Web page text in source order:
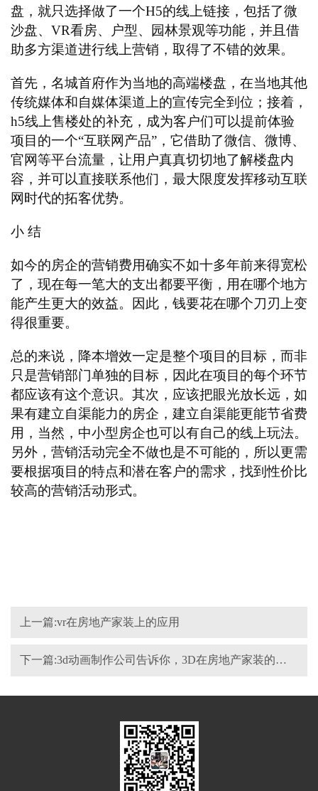
盘，就只选择做了一个H5的线上链接，包括了微
沙盘、VR看房、户型、园林景观等功能，并且借
助多方渠道进行线上营销，取得了不错的效果。
首先，名城首府作为当地的高端楼盘，在当地其他
传统媒体和自媒体渠道上的宣传完全到位；接着，
h5线上售楼处的补充，成为客户们可以提前体验
项目的一个“互联网产品”，它借助了微信、微博、
官网等平台流量，让用户真真切切地了解楼盘内
容，并可以直接联系他们，最大限度发挥移动互联
网时代的拓客优势。
小 结
如今的房企的营销费用确实不如十多年前来得宽松
了，现在每一笔大的支出都要平衡，用在哪个地方
能产生更大的效益。因此，钱要花在哪个刀刃上变
得很重要。
总的来说，降本增效一定是整个项目的目标，而非
只是营销部门单独的目标，因此在项目的每个环节
都应该有这个意识。其次，应该把眼光放长远，如
果有建立自渠能力的房企，建立自渠能更能节省费
用，当然，中小型房企也可以有自己的线上玩法。
另外，营销活动完全不做也是不可能的，所以更需
要根据项目的特点和潜在客户的需求，找到性价比
较高的营销活动形式。
上一篇:vr在房地产家装上的应用
下一篇:3d动画制作公司告诉你，3D在房地产家装的应用有哪些？